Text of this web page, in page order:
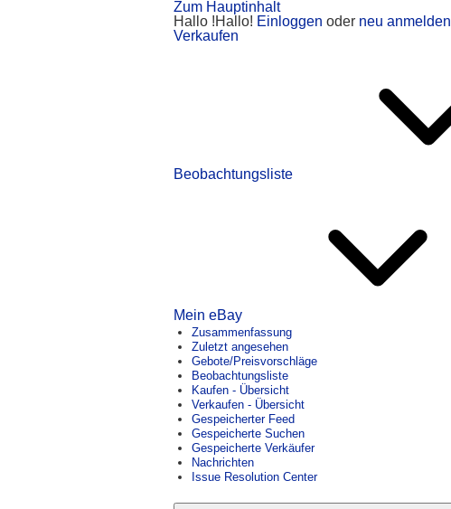
Zum Hauptinhalt
Hallo !Hallo! Einloggen oder neu anmelden
Verkaufen
Beobachtungsliste
Mein eBay
Zusammenfassung
Zuletzt angesehen
Gebote/Preisvorschläge
Beobachtungsliste
Kaufen - Übersicht
Verkaufen - Übersicht
Gespeicherter Feed
Gespeicherte Suchen
Gespeicherte Verkäufer
Nachrichten
Issue Resolution Center